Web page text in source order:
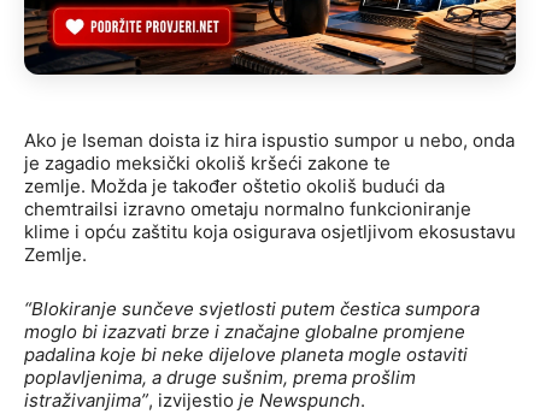
Ako je Iseman doista iz hira ispustio sumpor u nebo, onda
je zagadio meksički okoliš kršeći zakone te
zemlje. Možda je također oštetio okoliš budući da
chemtrailsi izravno ometaju normalno funkcioniranje
klime i opću zaštitu koja osigurava osjetljivom ekosustavu
Zemlje.
“Blokiranje sunčeve svjetlosti putem čestica sumpora
moglo bi izazvati brze i značajne globalne promjene
padalina koje bi neke dijelove planeta mogle ostaviti
poplavljenima, a druge sušnim, prema prošlim
istraživanjima”, izvijestio je Newspunch.